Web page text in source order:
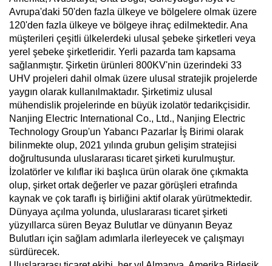
Avrupa'daki 50'den fazla ülkeye ve bölgelere olmak üzere
120'den fazla ülkeye ve bölgeye ihraç edilmektedir. Ana
müşterileri çeşitli ülkelerdeki ulusal şebeke şirketleri veya
yerel şebeke şirketleridir. Yerli pazarda tam kapsama
sağlanmıştır. Şirketin ürünleri 800KV'nin üzerindeki 33
UHV projeleri dahil olmak üzere ulusal stratejik projelerde
yaygın olarak kullanılmaktadır. Şirketimiz ulusal
mühendislik projelerinde en büyük izolatör tedarikçisidir.
Nanjing Electric International Co., Ltd., Nanjing Electric
Technology Group'un Yabancı Pazarlar İş Birimi olarak
bilinmekte olup, 2021 yılında grubun gelişim stratejisi
doğrultusunda uluslararası ticaret şirketi kurulmuştur.
İzolatörler ve kılıflar iki başlıca ürün olarak öne çıkmakta
olup, şirket ortak değerler ve pazar görüşleri etrafında
kaynak ve çok taraflı iş birliğini aktif olarak yürütmektedir.
Dünyaya açılma yolunda, uluslararası ticaret şirketi
yüzyıllarca süren Beyaz Bulutlar ve dünyanın Beyaz
Bulutları için sağlam adımlarla ilerleyecek ve çalışmayı
sürdürecek.